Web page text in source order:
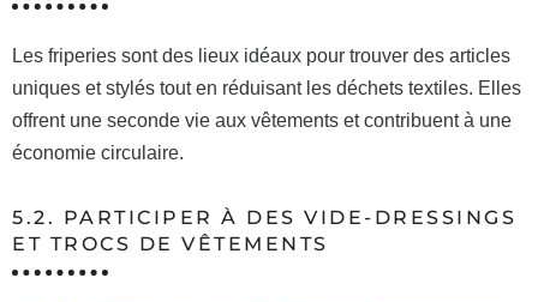
Les friperies sont des lieux idéaux pour trouver des articles
uniques et stylés tout en réduisant les déchets textiles. Elles
offrent une seconde vie aux vêtements et contribuent à une
économie circulaire.
5.2. PARTICIPER À DES VIDE-DRESSINGS
ET TROCS DE VÊTEMENTS